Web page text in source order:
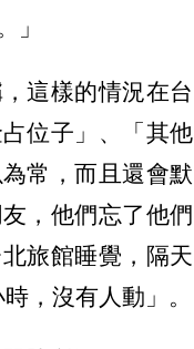
」
這樣的情況在台
位子」、「其他
常，而且還會默
，他們忘了他們
旅館睡覺，隔天
，沒有人動」。